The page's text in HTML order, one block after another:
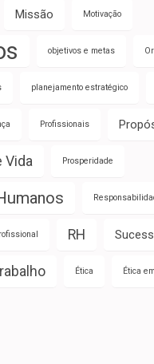
Missão Motivação
objetivos e metas
planejamento estratégico
Profissionais
Vida Prosperidade
RH
Ética Ética